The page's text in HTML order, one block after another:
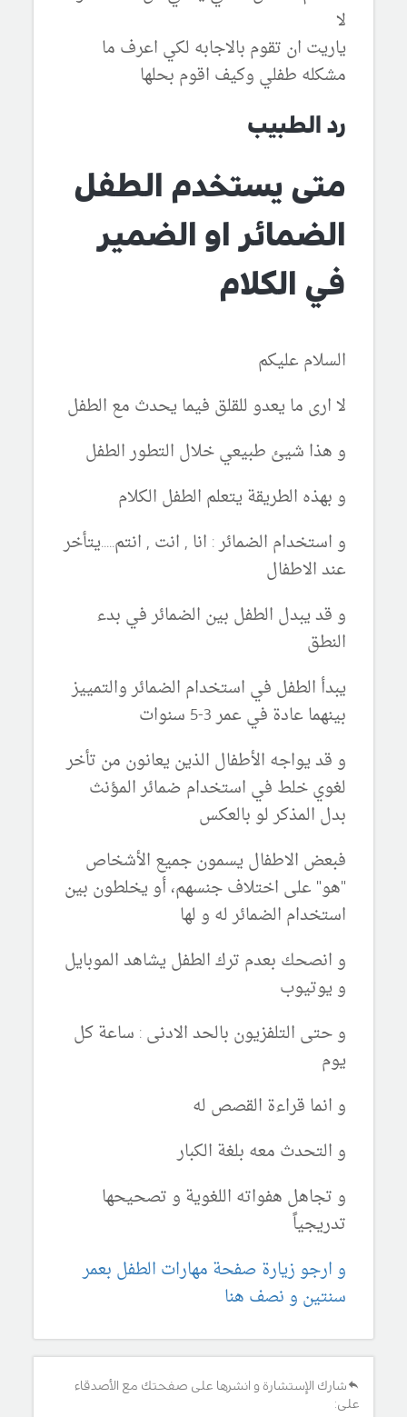
لا
ياريت ان تقوم بالاجابه لكي اعرف ما
مشكله طفلي وكيف اقوم بحلها
رد الطبيب
متى يستخدم الطفل
الضمائر او الضمير
في الكلام
السلام عليكم
لا ارى ما يعدو للقلق فيما يحدث مع الطفل
و هذا شيئ طبيعي خلال التطور الطفل
و بهذه الطريقة يتعلم الطفل الكلام
و استخدام الضمائر : انا , انت , انتم.....يتأخر
عند الاطفال
و قد يبدل الطفل بين الضمائر في بدء
النطق
يبدأ الطفل في استخدام الضمائر والتمييز
بينهما عادة في عمر 3-5 سنوات
و قد يواجه الأطفال الذين يعانون من تأخر
لغوي خلط في استخدام ضمائر المؤنث
بدل المذكر لو بالعكس
فبعض الاطفال يسمون جميع الأشخاص
"هو" على اختلاف جنسهم، أو يخلطون بين
استخدام الضمائر له و لها
و انصحك بعدم ترك الطفل يشاهد الموبايل
و يوتيوب
و حتى التلفزيون بالحد الادنى : ساعة كل
يوم
و انما قراءة القصص له
و التحدث معه بلغة الكبار
و تجاهل هفواته اللغوية و تصحيحها
تدريجياً
و ارجو زيارة صفحة مهارات الطفل بعمر
سنتين و نصف هنا
شارك الإستشارة و انشرها على صفحتك مع الأصدقاء
على: